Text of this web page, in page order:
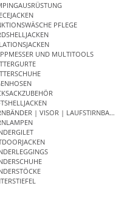
PFLEGE
UND MULTITOOLS
| VISOR | LAUFSTIRNBAND